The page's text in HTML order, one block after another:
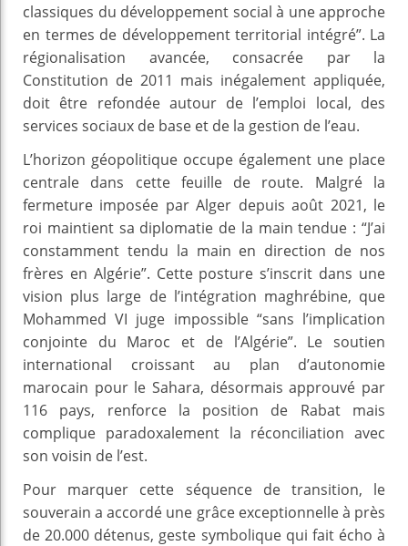
classiques du développement social à une approche
en termes de développement territorial intégré”. La
régionalisation avancée, consacrée par la
Constitution de 2011 mais inégalement appliquée,
doit être refondée autour de l’emploi local, des
services sociaux de base et de la gestion de l’eau.
L’horizon géopolitique occupe également une place
centrale dans cette feuille de route. Malgré la
fermeture imposée par Alger depuis août 2021, le
roi maintient sa diplomatie de la main tendue : “J’ai
constamment tendu la main en direction de nos
frères en Algérie”. Cette posture s’inscrit dans une
vision plus large de l’intégration maghrébine, que
Mohammed VI juge impossible “sans l’implication
conjointe du Maroc et de l’Algérie”. Le soutien
international croissant au plan d’autonomie
marocain pour le Sahara, désormais approuvé par
116 pays, renforce la position de Rabat mais
complique paradoxalement la réconciliation avec
son voisin de l’est.
Pour marquer cette séquence de transition, le
souverain a accordé une grâce exceptionnelle à près
de 20.000 détenus, geste symbolique qui fait écho à